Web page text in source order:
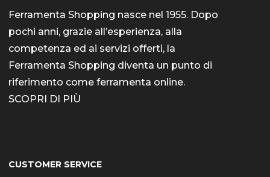
Ferramenta Shopping nasce nel 1955. Dopo
pochi anni, grazie all’esperienza, alla
competenza ed ai servizi offerti, la
Ferramenta Shopping diventa un punto di
riferimento come ferramenta online.
SCOPRI DI PIÙ
CUSTOMER SERVICE